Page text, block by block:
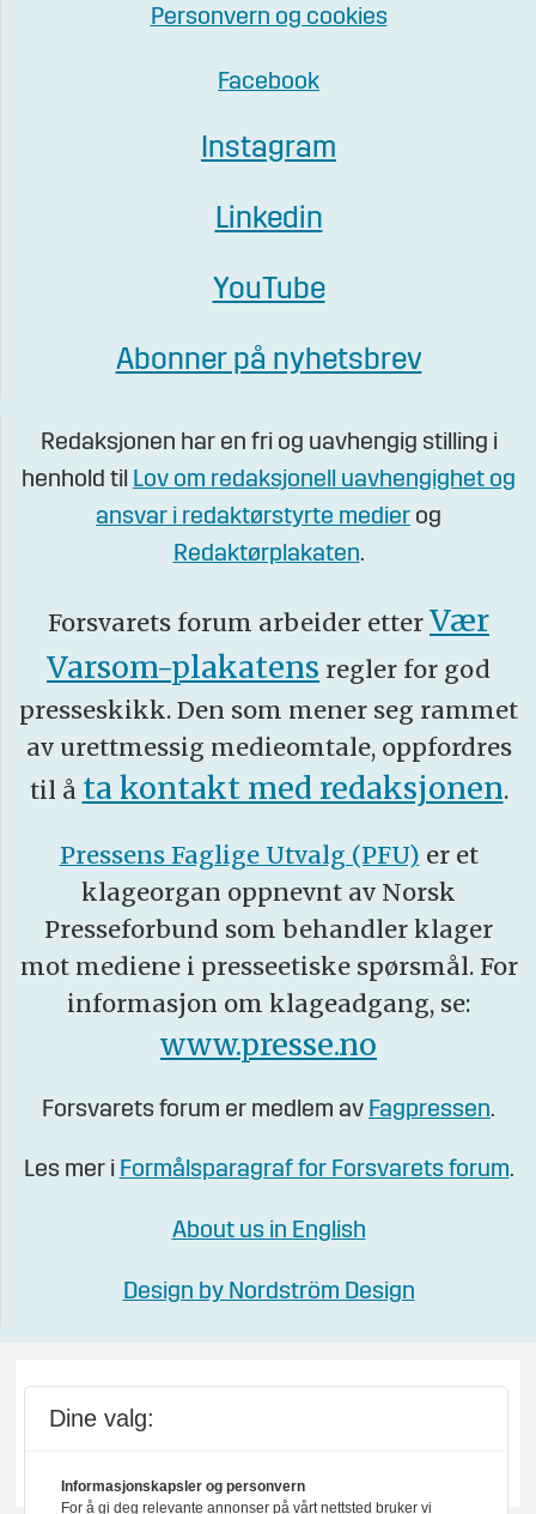
Personvern og cookies
Facebook
Instagram
Linkedin
YouTube
Abonner på nyhetsbrev
Redaksjonen har en fri og uavhengig stilling i
henhold til Lov om redaksjonell uavhengighet og
ansvar i redaktørstyrte medier og
Redaktørplakaten.
Forsvarets forum arbeider etter Vær
Varsom-plakatens regler for god
presseskikk. Den som mener seg rammet
av urettmessig medieomtale, oppfordres
til å ta kontakt med redaksjonen.
Pressens Faglige Utvalg (PFU) er et
klageorgan oppnevnt av Norsk
Presseforbund som behandler klager
mot mediene i presseetiske spørsmål. For
informasjon om klageadgang, se:
www.presse.no
Forsvarets forum er medlem av Fagpressen.
Les mer i Formålsparagraf for Forsvarets forum.
About us in English
Design by Nordström Design
Dine valg:
Informasjonskapsler og personvern
For å gi deg relevante annonser på vårt nettsted bruker vi